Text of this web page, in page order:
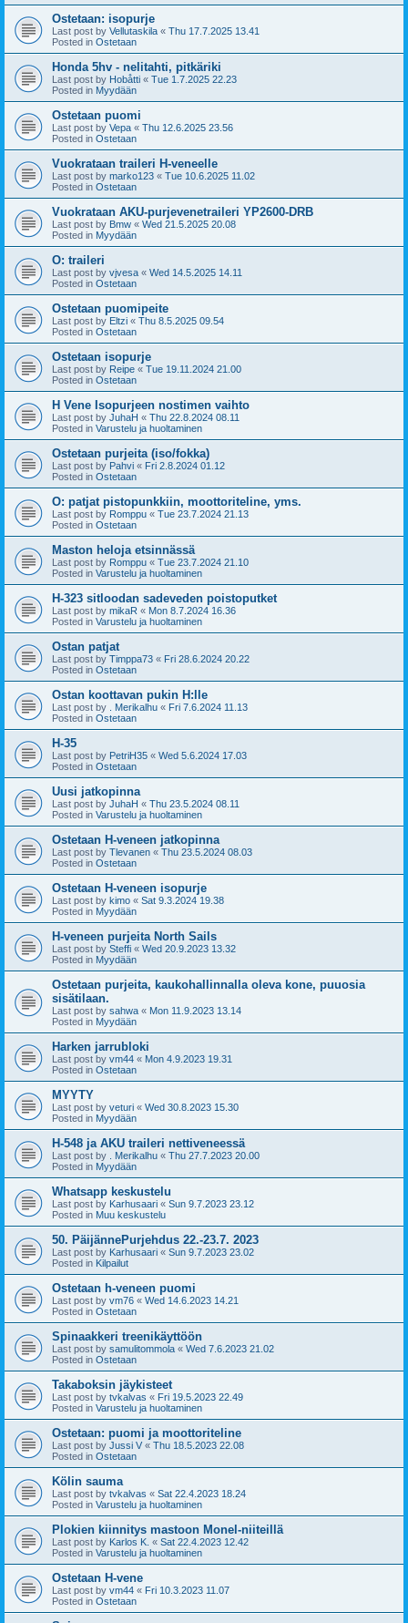
Ostetaan: isopurje
Last post by Vellutaskila « Thu 17.7.2025 13.41
Posted in Ostetaan
Honda 5hv - nelitahti, pitkäriki
Last post by Hobåtti « Tue 1.7.2025 22.23
Posted in Myydään
Ostetaan puomi
Last post by Vepa « Thu 12.6.2025 23.56
Posted in Ostetaan
Vuokrataan traileri H-veneelle
Last post by marko123 « Tue 10.6.2025 11.02
Posted in Ostetaan
Vuokrataan AKU-purjevenetraileri YP2600-DRB
Last post by Bmw « Wed 21.5.2025 20.08
Posted in Myydään
O: traileri
Last post by vjvesa « Wed 14.5.2025 14.11
Posted in Ostetaan
Ostetaan puomipeite
Last post by Eltzi « Thu 8.5.2025 09.54
Posted in Ostetaan
Ostetaan isopurje
Last post by Reipe « Tue 19.11.2024 21.00
Posted in Ostetaan
H Vene Isopurjeen nostimen vaihto
Last post by JuhaH « Thu 22.8.2024 08.11
Posted in Varustelu ja huoltaminen
Ostetaan purjeita (iso/fokka)
Last post by Pahvi « Fri 2.8.2024 01.12
Posted in Ostetaan
O: patjat pistopunkkiin, moottoriteline, yms.
Last post by Romppu « Tue 23.7.2024 21.13
Posted in Ostetaan
Maston heloja etsinnässä
Last post by Romppu « Tue 23.7.2024 21.10
Posted in Varustelu ja huoltaminen
H-323 sitloodan sadeveden poistoputket
Last post by mikaR « Mon 8.7.2024 16.36
Posted in Varustelu ja huoltaminen
Ostan patjat
Last post by Timppa73 « Fri 28.6.2024 20.22
Posted in Ostetaan
Ostan koottavan pukin H:lle
Last post by . Merikalhu « Fri 7.6.2024 11.13
Posted in Ostetaan
H-35
Last post by PetriH35 « Wed 5.6.2024 17.03
Posted in Ostetaan
Uusi jatkopinna
Last post by JuhaH « Thu 23.5.2024 08.11
Posted in Varustelu ja huoltaminen
Ostetaan H-veneen jatkopinna
Last post by Tlevanen « Thu 23.5.2024 08.03
Posted in Ostetaan
Ostetaan H-veneen isopurje
Last post by kimo « Sat 9.3.2024 19.38
Posted in Myydään
H-veneen purjeita North Sails
Last post by Steffi « Wed 20.9.2023 13.32
Posted in Myydään
Ostetaan purjeita, kaukohallinnalla oleva kone, puuosia
sisätilaan.
Last post by sahwa « Mon 11.9.2023 13.14
Posted in Myydään
Harken jarrubloki
Last post by vm44 « Mon 4.9.2023 19.31
Posted in Ostetaan
MYYTY
Last post by veturi « Wed 30.8.2023 15.30
Posted in Myydään
H-548 ja AKU traileri nettiveneessä
Last post by . Merikalhu « Thu 27.7.2023 20.00
Posted in Myydään
Whatsapp keskustelu
Last post by Karhusaari « Sun 9.7.2023 23.12
Posted in Muu keskustelu
50. PäijännePurjehdus 22.-23.7. 2023
Last post by Karhusaari « Sun 9.7.2023 23.02
Posted in Kilpailut
Ostetaan h-veneen puomi
Last post by vm76 « Wed 14.6.2023 14.21
Posted in Ostetaan
Spinaakkeri treenikäyttöön
Last post by samulitommola « Wed 7.6.2023 21.02
Posted in Ostetaan
Takaboksin jäykisteet
Last post by tvkalvas « Fri 19.5.2023 22.49
Posted in Varustelu ja huoltaminen
Ostetaan: puomi ja moottoriteline
Last post by Jussi V « Thu 18.5.2023 22.08
Posted in Ostetaan
Kölin sauma
Last post by tvkalvas « Sat 22.4.2023 18.24
Posted in Varustelu ja huoltaminen
Plokien kiinnitys mastoon Monel-niiteillä
Last post by Karlos K. « Sat 22.4.2023 12.42
Posted in Varustelu ja huoltaminen
Ostetaan H-vene
Last post by vm44 « Fri 10.3.2023 11.07
Posted in Ostetaan